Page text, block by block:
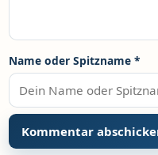
Name oder Spitzname *